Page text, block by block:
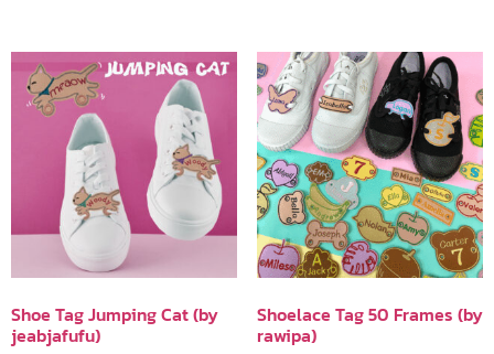
Shoe Tag Jumping Cat (by
jeabjafufu)
Shoelace Tag 50 Frames (by
rawipa)